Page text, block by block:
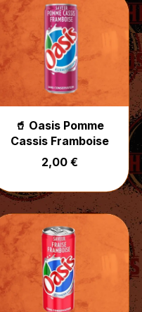
🥤 Oasis Pomme
Cassis Framboise
2,00 €